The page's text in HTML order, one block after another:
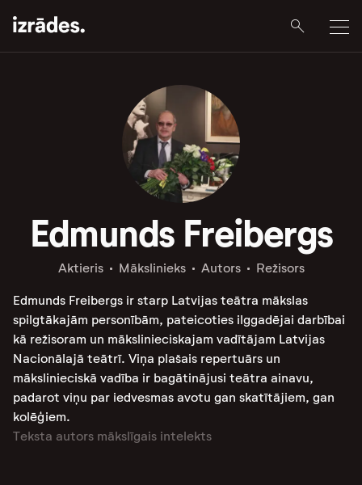
Edmunds Freibergs
Aktieris Mākslinieks Autors Režisors
Edmunds Freibergs ir starp Latvijas teātra mākslas
spilgtākajām personībām, pateicoties ilggadējai darbībai
kā režisoram un mākslinieciskajam vadītājam Latvijas
Nacionālajā teātrī. Viņa plašais repertuārs un
mākslinieciskā vadība ir bagātinājusi teātra ainavu,
padarot viņu par iedvesmas avotu gan skatītājiem, gan
kolēģiem.
Teksta autors mākslīgais intelekts